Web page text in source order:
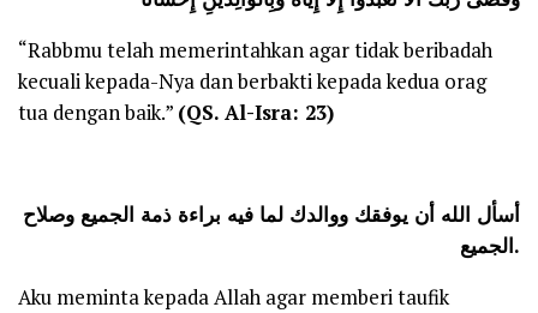
“Rabbmu telah memerintahkan agar tidak beribadah
kecuali kepada-Nya dan berbakti kepada kedua orag
tua dengan baik.” (QS. Al-Isra: 23)
أسأل الله أن يوفقك ووالدك لما فيه براءة ذمة الجميع وصلاح
الجميع.
Aku meminta kepada Allah agar memberi taufik